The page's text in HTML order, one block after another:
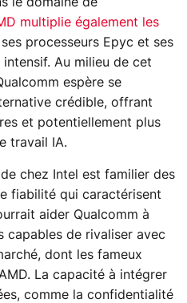
le domaine de
multiplie également les
processeurs Epyc et ses
Au milieu de cet
espère se
crédible, offrant
et potentiellement plus
travail IA.
chez Intel est familier des
fiabilité qui caractérisent
aider Qualcomm à
capables de rivaliser avec
dont les fameux
La capacité à intégrer
comme la confidentialité